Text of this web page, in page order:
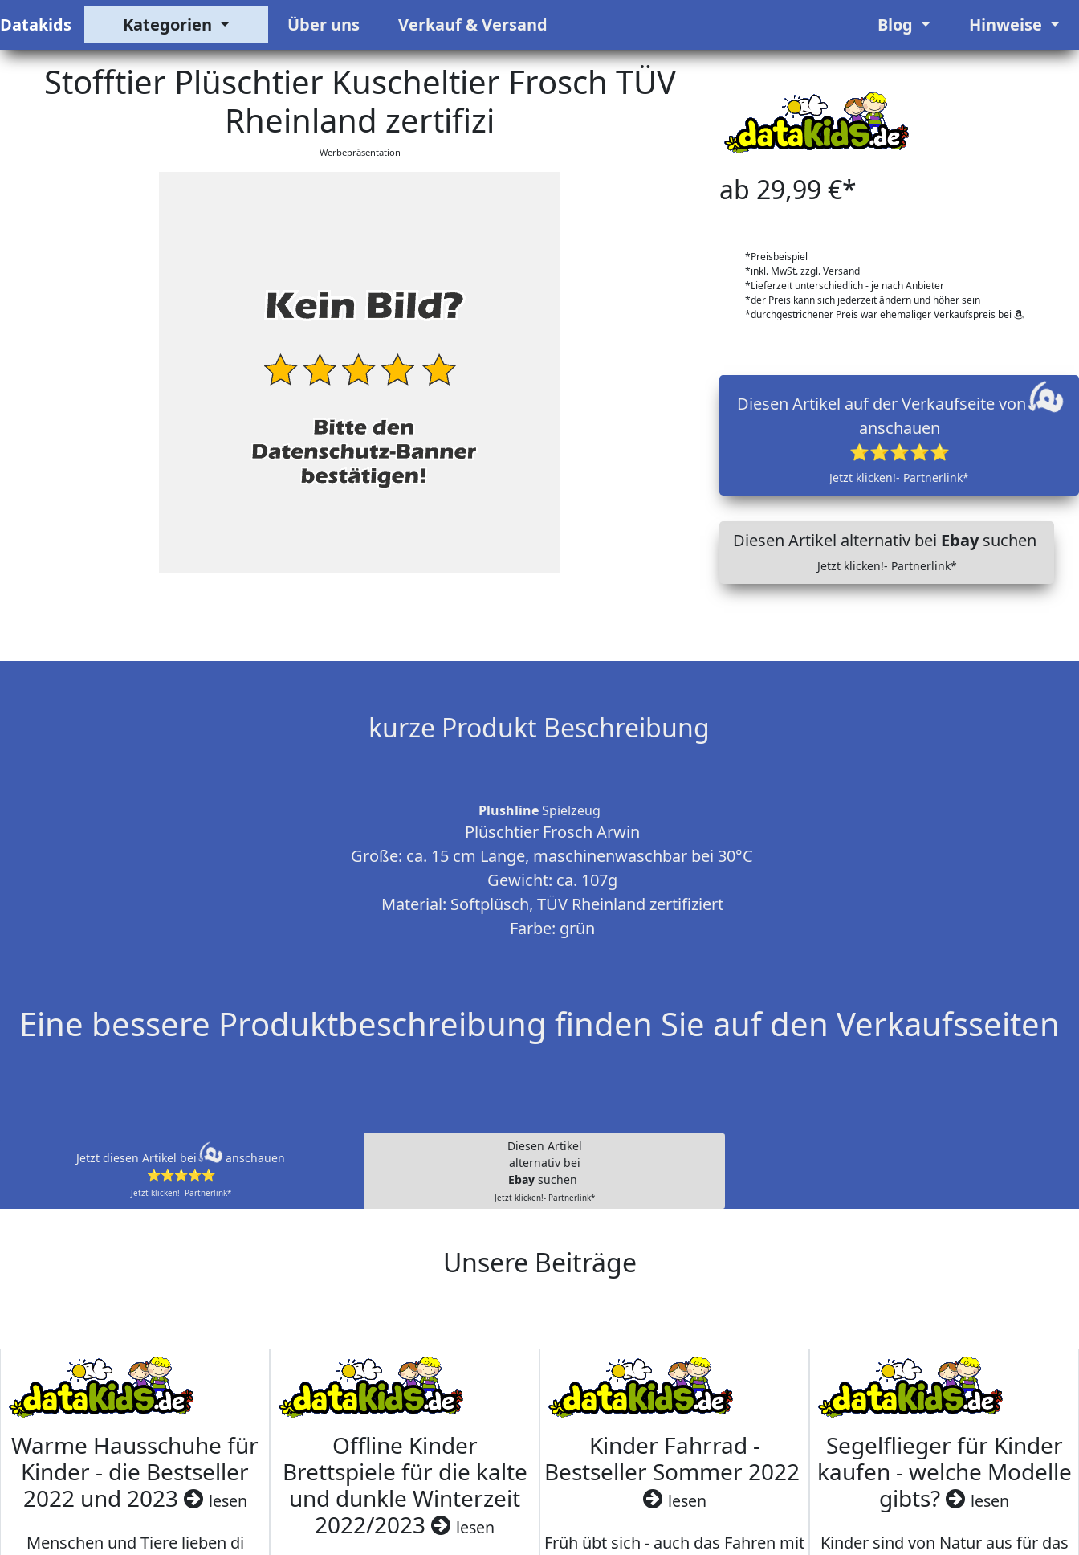
Datakids Kategorien Über uns Verkauf & Versand Blog Hinweise
Stofftier Plüschtier Kuscheltier Frosch TÜV
Rheinland zertifizi
Werbepräsentation
ab 29,99 €*
*Preisbeispiel
*inkl. MwSt. zzgl. Versand
*Lieferzeit unterschiedlich - je nach Anbieter
*der Preis kann sich jederzeit ändern und höher sein
*durchgestrichener Preis war ehemaliger Verkaufspreis bei
Diesen Artikel auf der Verkaufseite von
anschauen
⭐⭐⭐⭐⭐
Jetzt klicken!- Partnerlink*
Diesen Artikel alternativ bei Ebaysuchen
Jetzt klicken!- Partnerlink*
kurze Produkt Beschreibung
PlushlineSpielzeug
Plüschtier Frosch Arwin
Größe: ca. 15 cm Länge, maschinenwaschbar bei 30°C
Gewicht: ca. 107g
Material: Softplüsch, TÜV Rheinland zertifiziert
Farbe: grün
Eine bessere Produktbeschreibung finden Sie auf den Verkaufsseiten
Jetzt diesen Artikel bei
anschauen
⭐⭐⭐⭐⭐
Jetzt klicken!- Partnerlink*
Diesen Artikel
alternativ bei
Ebay suchen
Jetzt klicken!- Partnerlink*
Unsere Beiträge
Warme Hausschuhe für
Kinder - die Bestseller
2022 und 2023
lesen
Menschen und Tiere lieben di
Offline Kinder
Brettspiele für die kalte
und dunkle Winterzeit
2022/2023
lesen
Kinder Fahrrad -
Bestseller Sommer 2022
lesen
Früh übt sich - auch das Fahren mit
Segelflieger für Kinder
kaufen - welche Modelle
gibts?
lesen
Kinder sind von Natur aus für das